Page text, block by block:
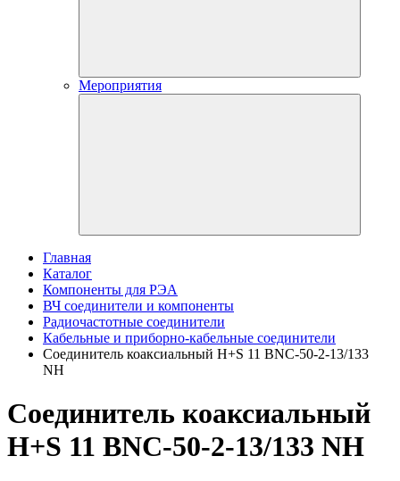
Мероприятия
Главная
Каталог
Компоненты для РЭА
ВЧ соединители и компоненты
Радиочастотные соединители
Кабельные и приборно-кабельные соединители
Соединитель коаксиальный H+S 11 BNC-50-2-13/133
NH
Соединитель коаксиальный
H+S 11 BNC-50-2-13/133 NH